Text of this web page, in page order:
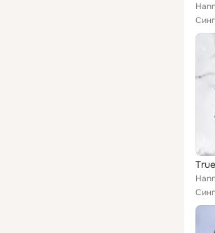
True